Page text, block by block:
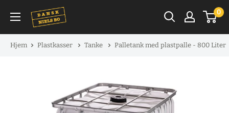
indhold
0
Hjem Plastkasser Tanke Palletank med plastpalle - 800 Liter